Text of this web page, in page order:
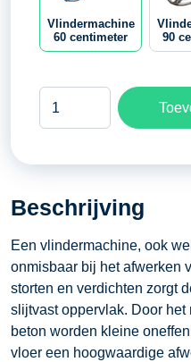
Vlindermachine
60 centimeter
90
Vlindermachine
aantal
Beschrijving
Een vlindermachine, ook
onmisbaar bij het afwerken
storten en verdichten zorgt
slijtvast oppervlak. Door
beton worden kleine
vloer een hoogwaardige